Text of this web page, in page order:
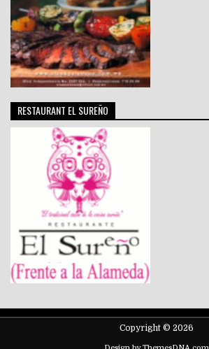
RESTAURANT EL SUREÑO
Copyright © 2026